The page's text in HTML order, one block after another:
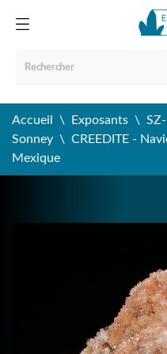
Accueil Exposants
Sonney
CREEDITE -
Mexique